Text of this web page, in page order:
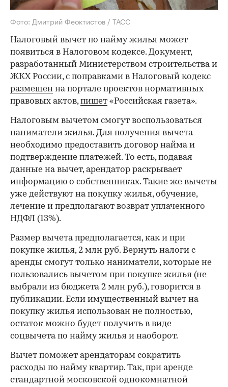
Фото: Дмитрий Феоктистов / ТАСС
Налоговый вычет по найму жилья может
появиться в Налоговом кодексе. Документ,
разработанный Министерством строительства и
ЖКХ России, с поправками в Налоговый кодекс
размещен на портале проектов нормативных
правовых актов,пишет «Российская газета».
Налоговым вычетом смогут воспользоваться
наниматели жилья. Для получения вычета
необходимо предоставить договор найма и
подтверждение платежей. То есть, подавая
данные на вычет, арендатор раскрывает
информацию о собственниках. Такие же вычеты
уже действуют на покупку жилья, обучение,
лечение и предполагают возврат уплаченного
НДФЛ (13%).
Размер вычета предполагается, как и при
покупке жилья, 2 млн руб. Вернуть налоги с
аренды смогут только наниматели, которые не
пользовались вычетом при покупке жилья (не
выбрали из бюджета 2 млн руб.), говорится в
публикации. Если имущественный вычет на
покупку жилья использован не полностью,
остаток можно будет получить в виде
соцвычета по найму жилья и наоборот.
Вычет поможет арендаторам сократить
расходы по найму квартир. Так, при аренде
стандартной московской однокомнатной